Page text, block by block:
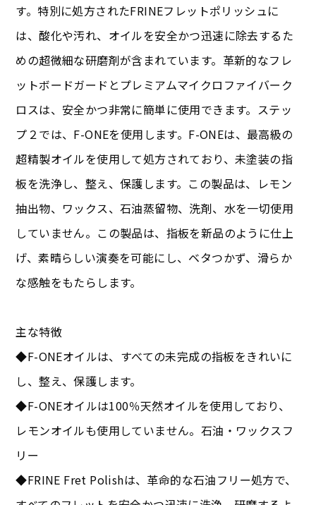
す。特別に処方されたFRINEフレットポリッシュに
は、酸化や汚れ、オイルを安全かつ迅速に除去するた
めの超微細な研磨剤が含まれています。革新的なフレ
ットボードガードとプレミアムマイクロファイバーク
ロスは、安全かつ非常に簡単に使用できます。ステッ
プ２では、F-ONEを使用します。F-ONEは、最高級の
超精製オイルを使用して処方されており、未塗装の指
板を洗浄し、整え、保護します。この製品は、レモン
抽出物、ワックス、石油蒸留物、洗剤、水を一切使用
していません。この製品は、指板を新品のように仕上
げ、素晴らしい演奏を可能にし、ベタつかず、滑らか
な感触をもたらします。
主な特徴
◆F-ONEオイルは、すべての未完成の指板をきれいに
し、整え、保護します。
◆F-ONEオイルは100％天然オイルを使用しており、
レモンオイルも使用していません。石油・ワックスフ
リー
◆FRINE Fret Polishは、革命的な石油フリー処方で、